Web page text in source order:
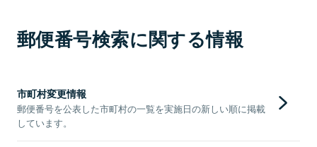
郵便番号検索に関する情報
市町村変更情報
郵便番号を公表した市町村の一覧を実施日の新しい順に掲載
しています。